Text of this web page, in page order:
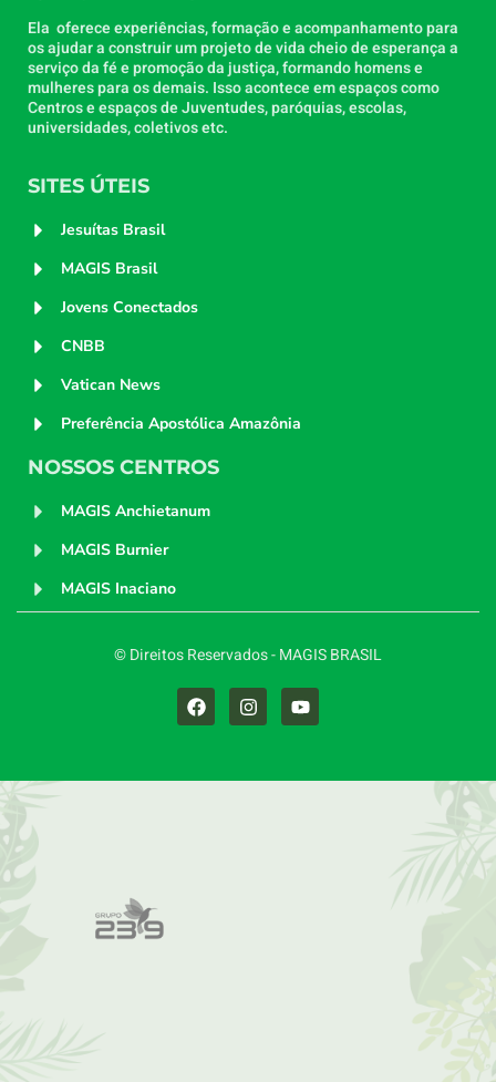
Ela oferece experiências, formação e acompanhamento para
os ajudar a construir um projeto de vida cheio de esperança a
serviço da fé e promoção da justiça, formando homens e
mulheres para os demais. Isso acontece em espaços como
Centros e espaços de Juventudes, paróquias, escolas,
universidades, coletivos etc.
SITES ÚTEIS
Jesuítas Brasil
MAGIS Brasil
Jovens Conectados
CNBB
Vatican News
Preferência Apostólica Amazônia
NOSSOS CENTROS
MAGIS Anchietanum
MAGIS Burnier
MAGIS Inaciano
© Direitos Reservados - MAGIS BRASIL